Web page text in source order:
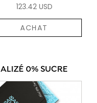
123.42 USD
ACHAT
ALIZÉ 0% SUCRE